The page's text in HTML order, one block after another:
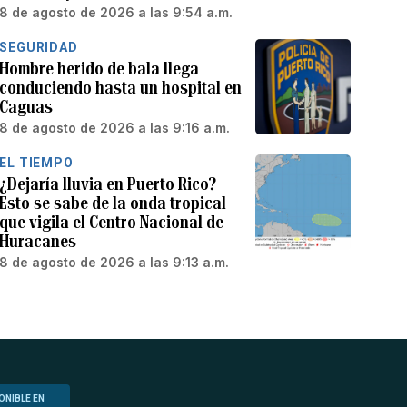
8 de agosto de 2026 a las 9:54 a.m.
SEGURIDAD
Hombre herido de bala llega
conduciendo hasta un hospital en
Caguas
8 de agosto de 2026 a las 9:16 a.m.
EL TIEMPO
¿Dejaría lluvia en Puerto Rico?
Esto se sabe de la onda tropical
que vigila el Centro Nacional de
Huracanes
8 de agosto de 2026 a las 9:13 a.m.
EN